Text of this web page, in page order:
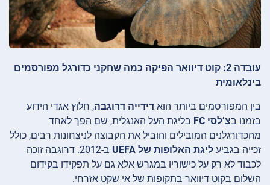
עובדה 2: קוט דיוואר הפיקה כמה שחקני כדורגל מפורסמים
בינלאומית
בין המפורסמים ביותר הוא דידייה דרוגבה, חלוץ אגדי הידוע
בזמנו בצ’לסי FC
בליגת העל האנגלית, שם הפך לאחד
מהכדורגלנים המובילים והוביל את הקבוצה לניצחונות רבים, כולל
זכייה בגביע ליגת האלופות של UEFA
ב-2012. דרוגבה זוכה
לכבוד לא רק על כישוריו במגרש אלא גם על תפקידו בקידום
השלום בקוט דיוואר בתקופות של אי שקט אזרחי.